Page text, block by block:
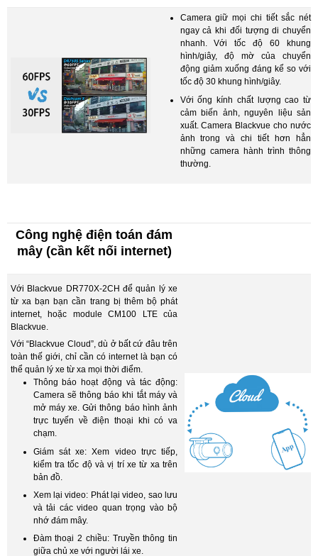
Camera giữ mọi chi tiết sắc nét
ngay cả khi đối tượng di chuyển
nhanh. Với tốc độ 60 khung
hình/giây, độ mờ của chuyển
động giảm xuống đáng kể so với
tốc độ 30 khung hình/giây.
Với ống kính chất lượng cao từ
cảm biến ảnh, nguyên liệu sản
xuất. Camera Blackvue cho nước
ảnh trong và chi tiết hơn hẳn
những camera hành trình thông
thường.
Công nghệ điện toán đám
mây (cần kết nối internet)
Với Blackvue DR770X-2CH để quản lý xe
từ xa bạn bạn cần trang bị thêm bộ phát
internet, hoặc module CM100 LTE của
Blackvue.
Với “Blackvue Cloud”, dù ở bất cứ đâu trên
toàn thế giới, chỉ cần có internet là bạn có
thể quản lý xe từ xa mọi thời điểm.
Thông báo hoạt động và tác động:
Camera sẽ thông báo khi tắt máy và
mở máy xe. Gửi thông báo hình ảnh
trực tuyến về điện thoại khi có va
chạm.
Giám sát xe: Xem video trực tiếp,
kiểm tra tốc độ và vị trí xe từ xa trên
bản đồ.
Xem lại video: Phát lại video, sao lưu
và tải các video quan trọng vào bộ
nhớ đám mây.
Đàm thoại 2 chiều: Truyền thông tin
giữa chủ xe với người lái xe.